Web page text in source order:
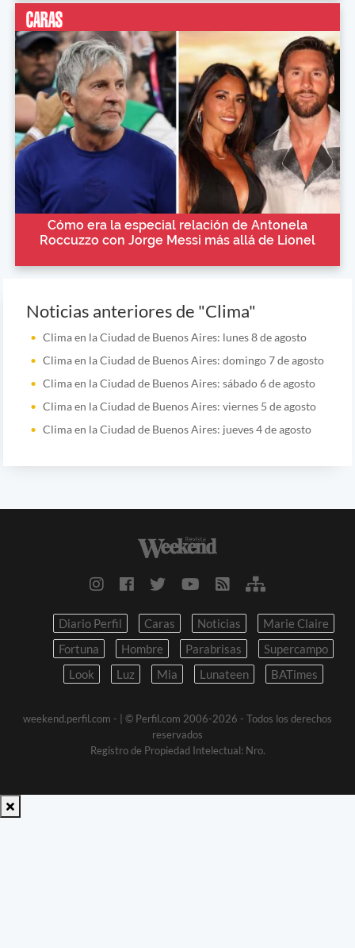
Cómo era la especial relación de Antonela
Roccuzzo con Jorge Messi más allá de Lionel
Noticias anteriores de "Clima"
Clima en la Ciudad de Buenos Aires: lunes 8 de agosto
Clima en la Ciudad de Buenos Aires: domingo 7 de agosto
Clima en la Ciudad de Buenos Aires: sábado 6 de agosto
Clima en la Ciudad de Buenos Aires: viernes 5 de agosto
Clima en la Ciudad de Buenos Aires: jueves 4 de agosto
Diario Perfil Caras Noticias
Marie Claire
Fortuna
Hombre Parabrisas
Supercampo
Look
Luz Mia Lunateen BATimes
weekend.perfil.com -
| © Perfil.com 2006-2026 - Todos los derechos
reservados
Registro de Propiedad Intelectual: Nro.